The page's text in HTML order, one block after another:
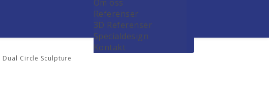
Om oss
Referenser
3D Referenser
Specialdesign
Kontakt
Circle Sculpture